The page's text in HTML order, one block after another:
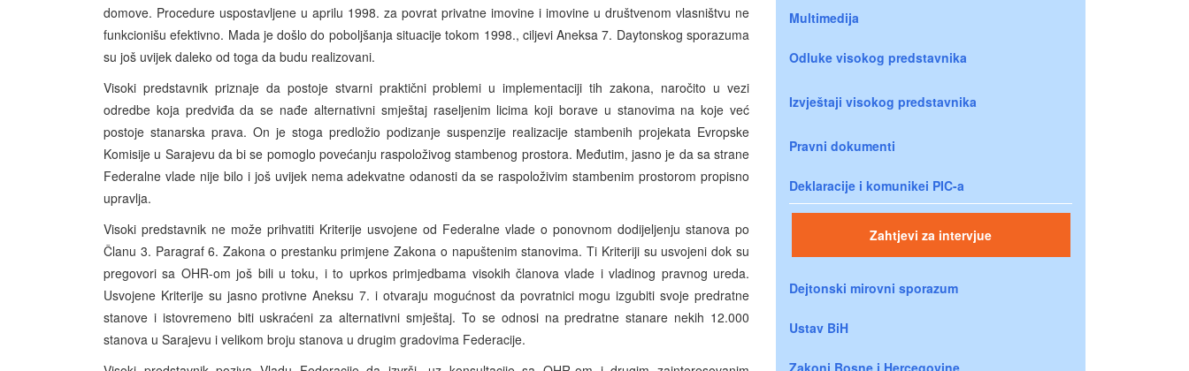
domove. Procedure uspostavljene u aprilu 1998. za povrat privatne imovine i imovine u društvenom vlasništvu ne
funkcionišu efektivno. Mada je došlo do poboljšanja situacije tokom 1998., ciljevi Aneksa 7. Daytonskog sporazuma
su još uvijek daleko od toga da budu realizovani.
Visoki predstavnik priznaje da postoje stvarni praktični problemi u implementaciji tih zakona, naročito u vezi
odredbe koja predviđa da se nađe alternativni smještaj raseljenim licima koji borave u stanovima na koje već
postoje stanarska prava. On je stoga predložio podizanje suspenzije realizacije stambenih projekata Evropske
Komisije u Sarajevu da bi se pomoglo povećanju raspoloživog stambenog prostora. Međutim, jasno je da sa strane
Federalne vlade nije bilo i još uvijek nema adekvatne odanosti da se raspoloživim stambenim prostorom propisno
upravlja.
Visoki predstavnik ne može prihvatiti Kriterije usvojene od Federalne vlade o ponovnom dodijeljenju stanova po
Članu 3. Paragraf 6. Zakona o prestanku primjene Zakona o napuštenim stanovima. Ti Kriteriji su usvojeni dok su
pregovori sa OHR-om još bili u toku, i to uprkos primjedbama visokih članova vlade i vladinog pravnog ureda.
Usvojene Kriterije su jasno protivne Aneksu 7. i otvaraju mogućnost da povratnici mogu izgubiti svoje predratne
stanove i istovremeno biti uskraćeni za alternativni smještaj. To se odnosi na predratne stanare nekih 12.000
stanova u Sarajevu i velikom broju stanova u drugim gradovima Federacije.
Multimedija
Odluke visokog predstavnika
Izvještaji visokog predstavnika
Pravni dokumenti
Deklaracije i komunikei PIC-a
Zahtjevi za intervjue
Dejtonski mirovni sporazum
Ustav BiH
Zakoni Bosne i Hercegovine